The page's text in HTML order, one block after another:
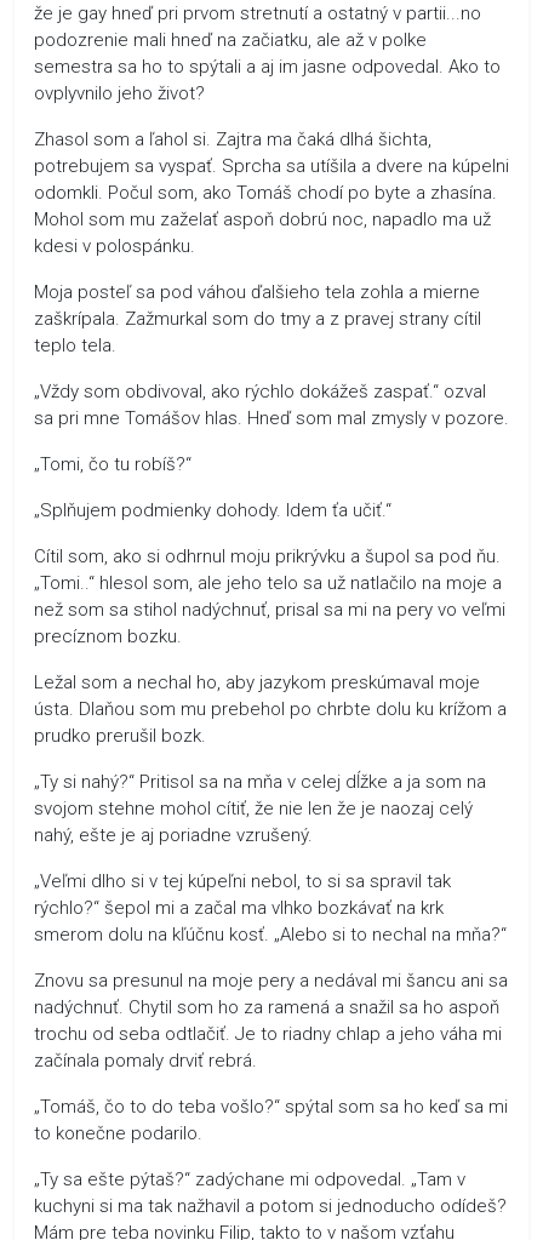
že je gay hneď pri prvom stretnutí a ostatný v partii...no
podozrenie mali hneď na začiatku, ale až v polke
semestra sa ho to spýtali a aj im jasne odpovedal. Ako to
ovplyvnilo jeho život?
Zhasol som a ľahol si. Zajtra ma čaká dlhá šichta,
potrebujem sa vyspať. Sprcha sa utíšila a dvere na kúpelni
odomkli. Počul som, ako Tomáš chodí po byte a zhasína.
Mohol som mu zaželať aspoň dobrú noc, napadlo ma už
kdesi v polospánku.
Moja posteľ sa pod váhou ďalšieho tela zohla a mierne
zaškrípala. Zažmurkal som do tmy a z pravej strany cítil
teplo tela.
„Vždy som obdivoval, ako rýchlo dokážeš zaspať.“ ozval
sa pri mne Tomášov hlas. Hneď som mal zmysly v pozore.
„Tomi, čo tu robíš?“
„Splňujem podmienky dohody. Idem ťa učiť.“
Cítil som, ako si odhrnul moju prikrývku a šupol sa pod ňu.
„Tomi..“ hlesol som, ale jeho telo sa už natlačilo na moje a
než som sa stihol nadýchnuť, prisal sa mi na pery vo veľmi
precíznom bozku.
Ležal som a nechal ho, aby jazykom preskúmaval moje
ústa. Dlaňou som mu prebehol po chrbte dolu ku krížom a
prudko prerušil bozk.
„Ty si nahý?“ Pritisol sa na mňa v celej dĺžke a ja som na
svojom stehne mohol cítiť, že nie len že je naozaj celý
nahý, ešte je aj poriadne vzrušený.
„Veľmi dlho si v tej kúpeľni nebol, to si sa spravil tak
rýchlo?“ šepol mi a začal ma vlhko bozkávať na krk
smerom dolu na kľúčnu kosť. „Alebo si to nechal na mňa?“
Znovu sa presunul na moje pery a nedával mi šancu ani sa
nadýchnuť. Chytil som ho za ramená a snažil sa ho aspoň
trochu od seba odtlačiť. Je to riadny chlap a jeho váha mi
začínala pomaly drviť rebrá.
„Tomáš, čo to do teba vošlo?“ spýtal som sa ho keď sa mi
to konečne podarilo.
„Ty sa ešte pýtaš?“ zadýchane mi odpovedal. „Tam v
kuchyni si ma tak nažhavil a potom si jednoducho odídeš?
Mám pre teba novinku Filip, takto to v našom vzťahu